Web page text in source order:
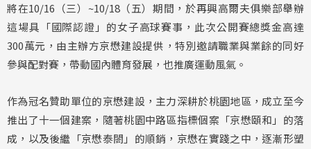
將在10/16（三）~10/18（五）期間，於再興高爾夫俱樂部舉辦
這場具「國際認證」的女子高球賽事，此次公開賽總獎金高達
300萬元，由主辦方京懋建設提供，特別邀請職業與業餘的同好
參與配對賽，帶動國內體育發展，也推廣運動風氣。
作為冠名贊助單位的京懋建設，主力深耕於桃園地區，成立至今
推出了十一個建案，隨著桃園中路區指標個案「京懋頤和」的落
成，以及後繼「京懋泰閤」的順銷，京懋在實踐之中，逐漸形塑